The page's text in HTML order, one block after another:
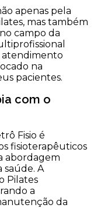
apenas pela
mas também
campo da
atendimento
na
pacientes.
com o
Fisio é
fisioterapêuticos
abordagem
saúde. A
Pilates
a
da